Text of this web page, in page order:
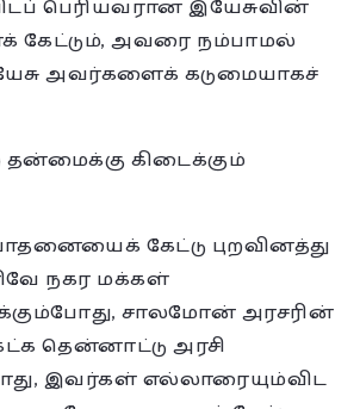
பெரியவரான இயேசுவின்
அவரை நம்பாமல்
அவர்களைக் கடுமையாகச்
கிடைக்கும்
கேட்டு புறவினத்து
நகர மக்கள்
சாலமோன் அரசரின்
தென்னாட்டு அரசி
இவர்கள் எல்லாரையும்விட